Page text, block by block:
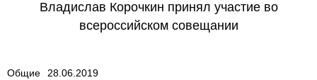
Общие 28.06.2019